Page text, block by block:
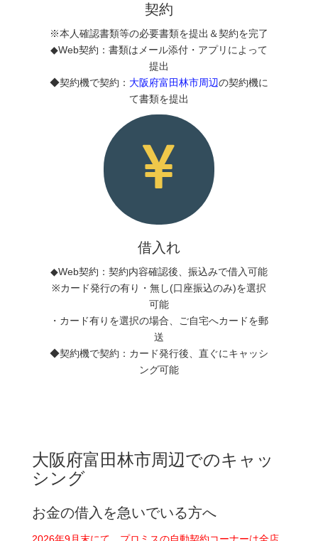
契約
※本人確認書類等の必要書類を提出＆契約を完了
◆Web契約：書類はメール添付・アプリによって
提出
◆契約機で契約： 大阪府富田林市周辺の契約機に
て書類を提出
借入れ
◆Web契約：契約内容確認後、振込みで借入可能
※カード発行の有り・無し(口座振込のみ)を選択
可能
・カード有りを選択の場合、ご自宅へカードを郵
送
◆契約機で契約：カード発行後、直ぐにキャッシ
ング可能
大阪府富田林市周辺でのキャッ
シング
お金の借入を急いでいる方へ
2026年9月末にて、プロミスの自動契約コーナーは全店